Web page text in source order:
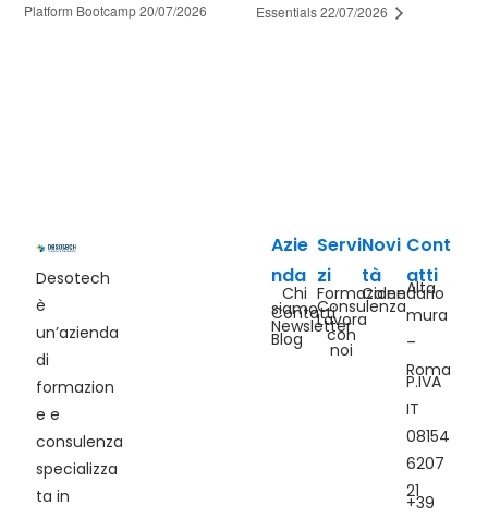
Platform Bootcamp 20/07/2026
Essentials 22/07/2026
Desotech
è
un’azienda
di
formazion
e e
consulenza
specializza
ta in
Azie
nda
Chi
siamo
Contatti
Newsletter
Blog
Servi
zi
Formazione
Consulenza
Lavora
con
noi
Novi
tà
Calendario
Cont
atti
Alta
mura
–
Roma
P.IVA
IT
08154
6207
21
+39